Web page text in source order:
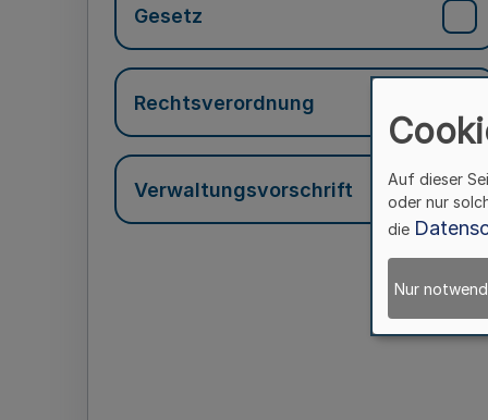
Gesetz
Rechtsverordnung
Verwaltungsvorschrift
Auf dieser
oder nur
die
Nur